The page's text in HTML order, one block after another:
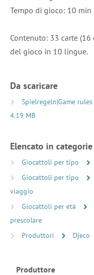
Tempo di gioco: 10 min
Contenuto: 33 carte
del gioco in 10 lingue.
Da scaricare
Spielregeln|Game rules
4.19 MB
Elencato in categorie
Giocattoli per tipo
Giocattoli per tipo
viaggio
Giocattoli per età
prescolare
Produttori
Djeco
Produttore